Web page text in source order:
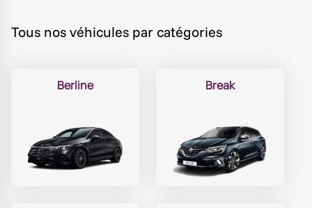
Tous nos véhicules par catégories
Berline Break